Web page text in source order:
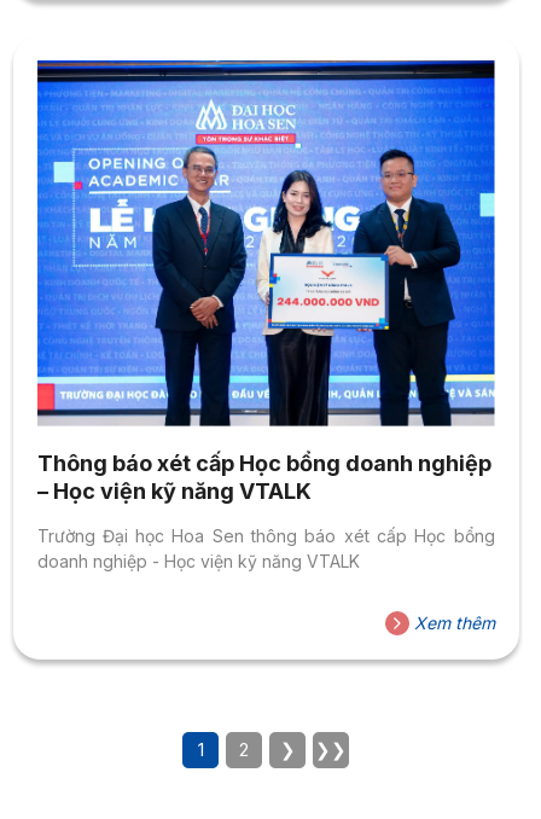
Thông báo xét cấp Học bổng doanh nghiệp
– Học viện kỹ năng VTALK
Trường Đại học Hoa Sen thông báo xét cấp Học bổng
doanh nghiệp - Học viện kỹ năng VTALK
Xem thêm
1 2 ❯ ❯❯